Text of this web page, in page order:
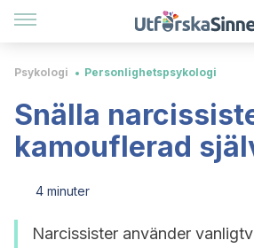
Psykologi Personlighetspsykologi
Snälla
kamouflerad
4 minuter
Narcissister använder